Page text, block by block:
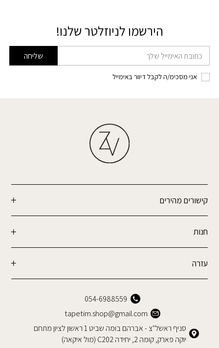
הירשמו לניוזלטר שלנו!
דוא׳׳ל שליחה
אני מסכימ/ה לקבל דיוור באימייל
קישורים מהירים
חנות
עזרה
054-6988559
tapetim.shop@gmail.com
סניף ראשל"צ - אברהם בומה שביט 1 ראשון לציון מתחם
יוקה פארק, קומה 2, יחידה C202 (מול איקאה)